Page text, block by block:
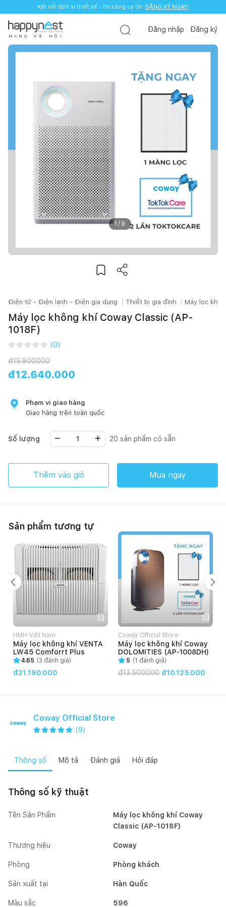
Kết nối đơn vị thiết kế - thi công uy tín. ĐĂNG KÝ NGAY!
M Ạ N G X Ã H Ộ I
Đăng nhập Đăng ký
1 / 9
Điện tử - Điện lạnh - Điện gia dụng Thiết bị gia đình Máy lọc
Máy lọc không khí Coway Classic (AP-
1018F)
(0)
đ15.800.000
đ12.640.000
Phạm vi giao hàng
Giao hàng trên toàn quốc
Số lượng 20 sản phẩm có sẵn
Thêm vào giỏ Mua ngay
Sản phẩm tương tự
HMH Việt Nam
Máy lọc không khí VENTA
LW45 Comforrt Plus
4.65 (3 đánh giá)
đ21.190.000
Coway Official Store
Máy lọc không khí Coway
DOLOMITIES (AP-1008DH)
5 (1 đánh giá)
đ13.500.000 đ10.125.000
Coway Official Store
(9)
Thông số Mô tả Đánh giá Hỏi đáp
Thông số kỹ thuật
Tên Sản Phẩm
Máy lọc không khí Coway
Classic (AP-1018F)
Thương hiệu Coway
Phòng Phòng khách
Sản xuất tại Hàn Quốc
Màu sắc 596